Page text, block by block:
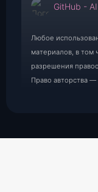
GitHub -
Любое
материалов, в том
разрешения
Право авторства —